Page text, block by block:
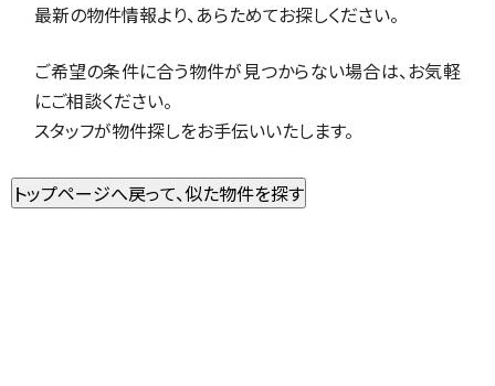
最新の物件情報より、あらためてお探しください。
ご希望の条件に合う物件が見つからない場合は、お気軽
にご相談ください。
スタッフが物件探しをお手伝いいたします。